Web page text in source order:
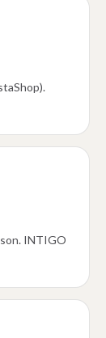
INTIGO